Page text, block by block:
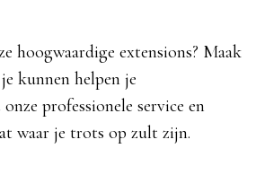
hoogwaardige extensions? Maak
kunnen helpen je
professionele service en
waar je trots op zult zijn.